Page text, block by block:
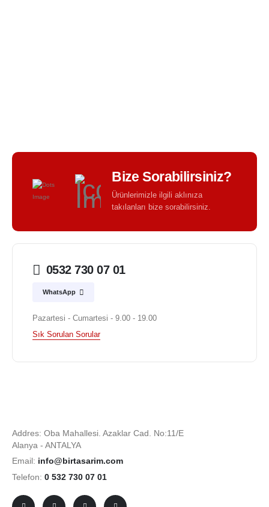
Bize Sorabilirsiniz?
Ürünlerimizle ilgili aklınıza
takılanları bize sorabilirsiniz.
0532 730 07 01
WhatsApp
Pazartesi - Cumartesi - 9.00 - 19.00
Sık Sorulan Sorular
Addres: Oba Mahallesi. Azaklar Cad. No:11/E
Alanya - ANTALYA
Email: info@birtasarim.com
Telefon: 0 532 730 07 01